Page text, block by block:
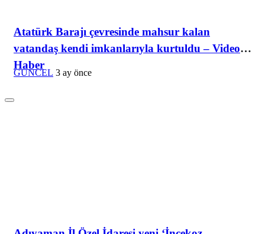
Atatürk Barajı çevresinde mahsur kalan
vatandaş kendi imkanlarıyla kurtuldu – Videolu
Haber
GÜNCEL 3 ay önce